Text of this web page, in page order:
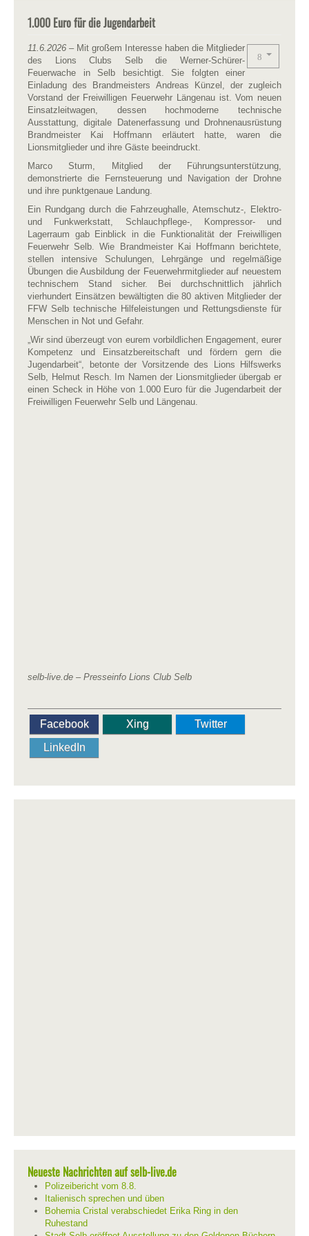
1.000 Euro für die Jugendarbeit
11.6.2026 – Mit großem Interesse haben die Mitglieder
des Lions Clubs Selb die Werner-Schürer-
Feuerwache in Selb besichtigt. Sie folgten einer
Einladung des Brandmeisters Andreas Künzel, der zugleich
Vorstand der Freiwilligen Feuerwehr Längenau ist. Vom neuen
Einsatzleitwagen, dessen hochmoderne technische
Ausstattung, digitale Datenerfassung und Drohnenausrüstung
Brandmeister Kai Hoffmann erläutert hatte, waren die
Lionsmitglieder und ihre Gäste beeindruckt.
Marco Sturm, Mitglied der Führungsunterstützung,
demonstrierte die Fernsteuerung und Navigation der Drohne
und ihre punktgenaue Landung.
Ein Rundgang durch die Fahrzeughalle, Atemschutz-, Elektro-
und Funkwerkstatt, Schlauchpflege-, Kompressor- und
Lagerraum gab Einblick in die Funktionalität der Freiwilligen
Feuerwehr Selb. Wie Brandmeister Kai Hoffmann berichtete,
stellen intensive Schulungen, Lehrgänge und regelmäßige
Übungen die Ausbildung der Feuerwehrmitglieder auf neuestem
technischem Stand sicher. Bei durchschnittlich jährlich
vierhundert Einsätzen bewältigten die 80 aktiven Mitglieder der
FFW Selb technische Hilfeleistungen und Rettungsdienste für
Menschen in Not und Gefahr.
„Wir sind überzeugt von eurem vorbildlichen Engagement, eurer
Kompetenz und Einsatzbereitschaft und fördern gern die
Jugendarbeit“, betonte der Vorsitzende des Lions Hilfswerks
Selb, Helmut Resch. Im Namen der Lionsmitglieder übergab er
einen Scheck in Höhe von 1.000 Euro für die Jugendarbeit der
Freiwilligen Feuerwehr Selb und Längenau.
selb-live.de – Presseinfo Lions Club Selb
Facebook Xing
Twitter
LinkedIn
Neueste Nachrichten auf selb-live.de
Polizeibericht vom 8.8.
Italienisch sprechen und üben
Bohemia Cristal verabschiedet Erika Ring in den
Ruhestand